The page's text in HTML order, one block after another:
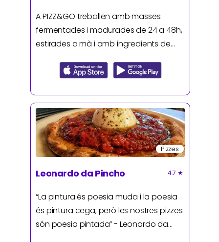
A PIZZ&GO treballen amb masses
fermentades i madurades de 24 a 48h,
estirades a mà i amb ingredients de
fet a consciència pels amants de la
ha una fàcil solució; també ofereixen
hamburgueses i acompanyaments! Les
comandes les reparteixen amb els seus
propis repartidors
Pizzes
Leonardo da Pincho 4.7 ★
“La pintura és poesia muda i la poesia
és pintura cega, però les nostres pizzes
són poesia pintada” - Leonardo da